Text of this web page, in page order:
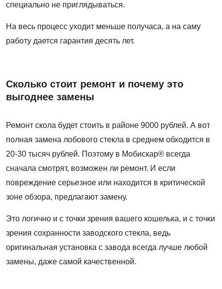
специально не приглядываться.
На весь процесс уходит меньше получаса, а на саму
работу дается гарантия десять лет.
Сколько стоит ремонт и почему это
выгоднее замены
Ремонт скола будет стоить в районе 9000 рублей. А вот
полная замена лобового стекла в среднем обходится в
20-30 тысяч рублей. Поэтому в Мобискар® всегда
сначала смотрят, возможен ли ремонт. И если
повреждение серьезное или находится в критической
зоне обзора, предлагают замену.
Это логично и с точки зрения вашего кошелька, и с точки
зрения сохранности заводского стекла, ведь
оригинальная установка с завода всегда лучше любой
замены, даже самой качественной.